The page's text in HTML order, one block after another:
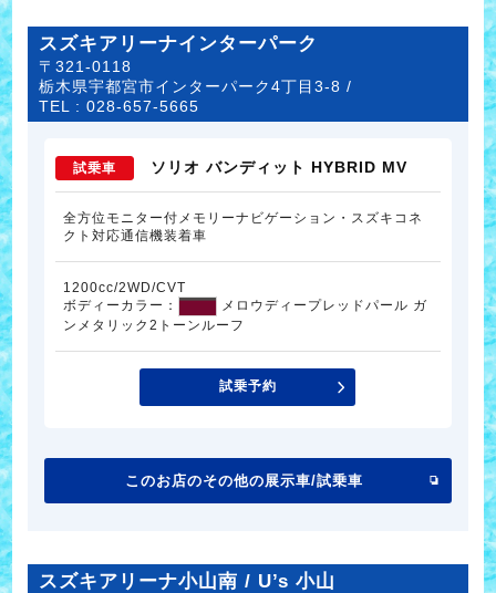
スズキアリーナインターパーク
〒321-0118
栃木県宇都宮市インターパーク4丁目3-8 /
TEL :028-657-5665
試乗車 ソリオ バンディット HYBRID MV
全方位モニター付メモリーナビゲーション・スズキコネ
クト対応通信機装着車
1200cc/2WD/CVT
ボディーカラー：
メロウディープレッドパール ガ
ンメタリック2トーンルーフ
試乗予約
このお店のその他の展示車/試乗車
スズキアリーナ小山南 / U’s 小山